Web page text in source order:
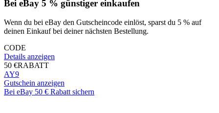
Bei eBay 5 % günstiger einkaufen
Wenn du bei eBay den Gutscheincode einlöst, sparst du 5 % auf
deinen Einkauf bei deiner nächsten Bestellung.
CODE
Details anzeigen
50 €RABATT
AY9
Gutschein anzeigen
Bei eBay 50 € Rabatt sichern